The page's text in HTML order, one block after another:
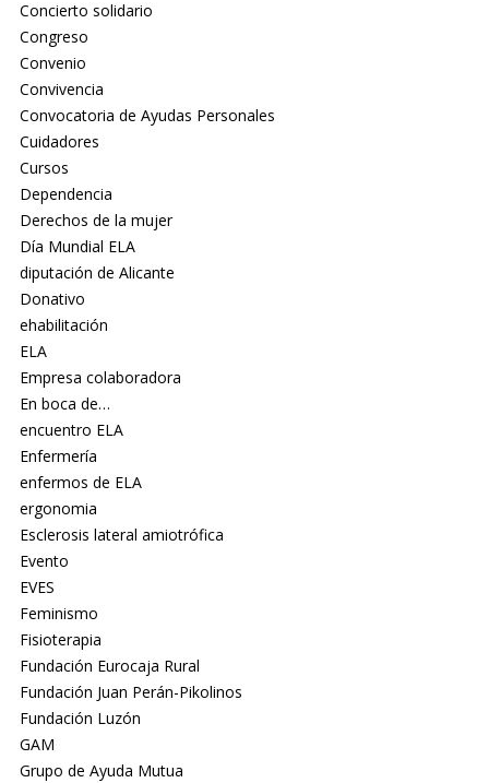
Concierto solidario
Congreso
Convenio
Convivencia
Convocatoria de Ayudas Personales
Cuidadores
Cursos
Dependencia
Derechos de la mujer
Día Mundial ELA
diputación de Alicante
Donativo
ehabilitación
ELA
Empresa colaboradora
En boca de…
encuentro ELA
Enfermería
enfermos de ELA
ergonomia
Esclerosis lateral amiotrófica
Evento
EVES
Feminismo
Fisioterapia
Fundación Eurocaja Rural
Fundación Juan Perán-Pikolinos
Fundación Luzón
GAM
Grupo de Ayuda Mutua